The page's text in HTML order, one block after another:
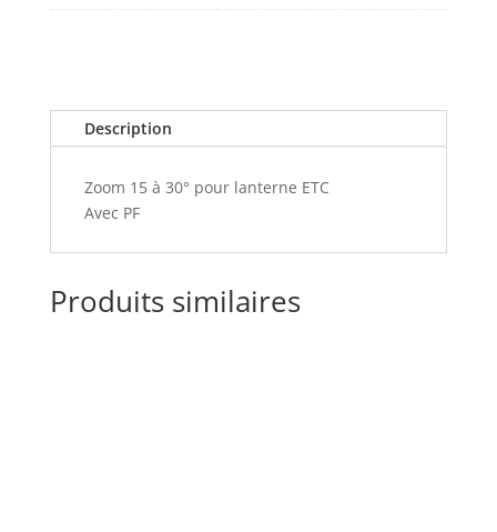
Description
Zoom 15 à 30° pour lanterne ETC
Avec PF
Produits similaires